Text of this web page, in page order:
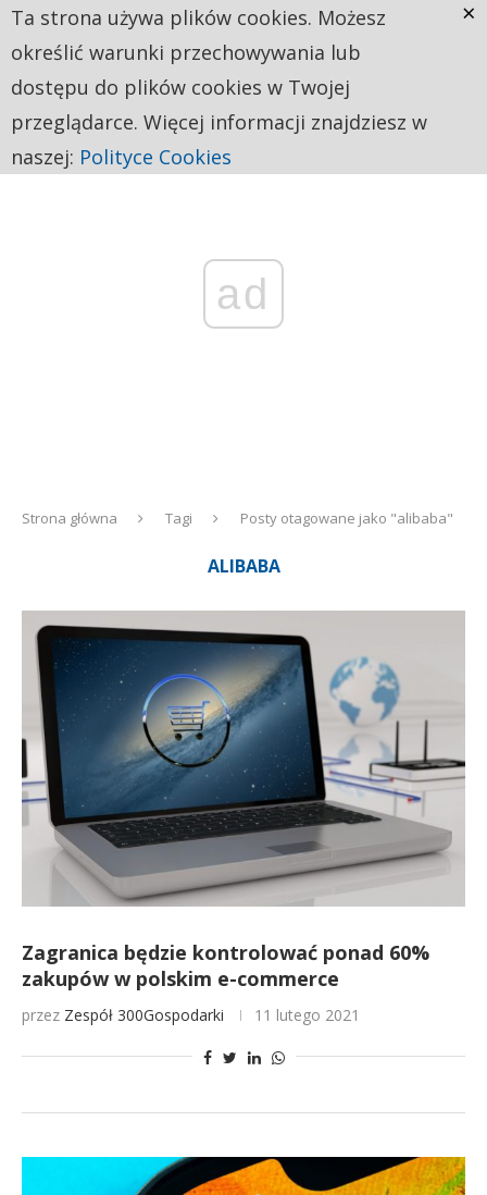
ad
Strona główna Tagi Posty otagowane jako "alibaba"
ALIBABA
Zagranica będzie kontrolować ponad 60%
zakupów w polskim e-commerce
przez Zespół 300Gospodarki 11 lutego 2021
Ta strona używa plików cookies. Możesz
określić warunki przechowywania lub
dostępu do plików cookies w Twojej
przeglądarce. Więcej informacji znajdziesz w
naszej: Polityce Cookies
×